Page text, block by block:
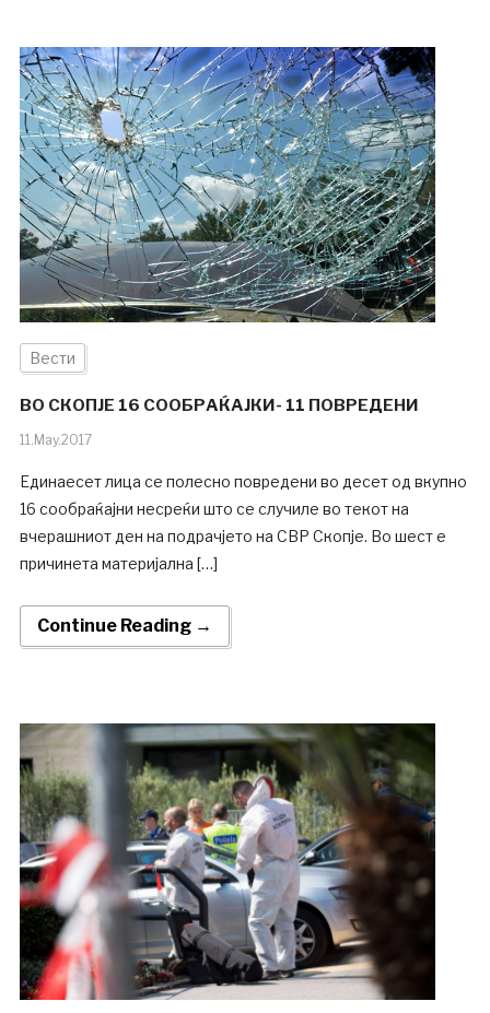
Вести
ВО СКОПЈЕ 16 СООБРАЌАЈКИ- 11 ПОВРЕДЕНИ
11.May.2017
Единаесет лица се полесно повредени во десет од вкупно
16 сообраќајни несреќи што се случиле во текот на
вчерашниот ден на подрачјето на СВР Скопје. Во шест е
причинета материјална […]
Continue Reading →